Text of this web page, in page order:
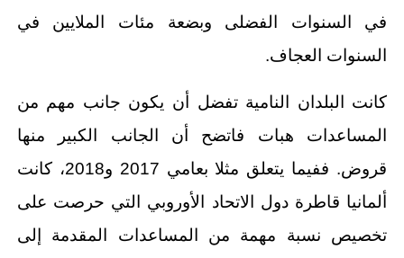
في السنوات الفضلى وبضعة مئات الملايين في
السنوات العجاف.
كانت البلدان النامية تفضل أن يكون جانب مهم من
المساعدات هبات فاتضح أن الجانب الكبير منها
قروض. ففيما يتعلق مثلا بعامي 2017 و2018، كانت
ألمانيا قاطرة دول الاتحاد الأوروبي التي حرصت على
تخصيص نسبة مهمة من المساعدات المقدمة إلى